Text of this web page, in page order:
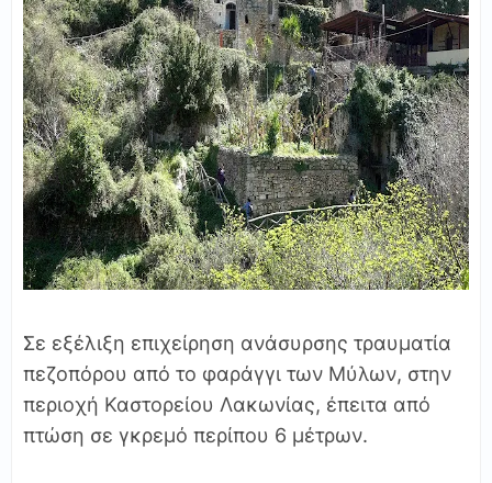
Σε εξέλιξη επιχείρηση ανάσυρσης τραυματία
πεζοπόρου από το φαράγγι των Μύλων, στην
περιοχή Καστορείου Λακωνίας, έπειτα από
πτώση σε γκρεμό περίπου 6 μέτρων.